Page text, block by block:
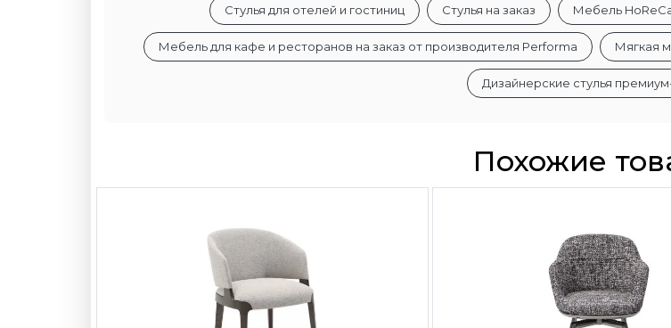
Стулья для отелей и гостиниц Стулья на заказ Мебель
Мебель для кафе и ресторанов на заказ от производителя Performa Мягкая
Дизайнерские стулья
Похожие